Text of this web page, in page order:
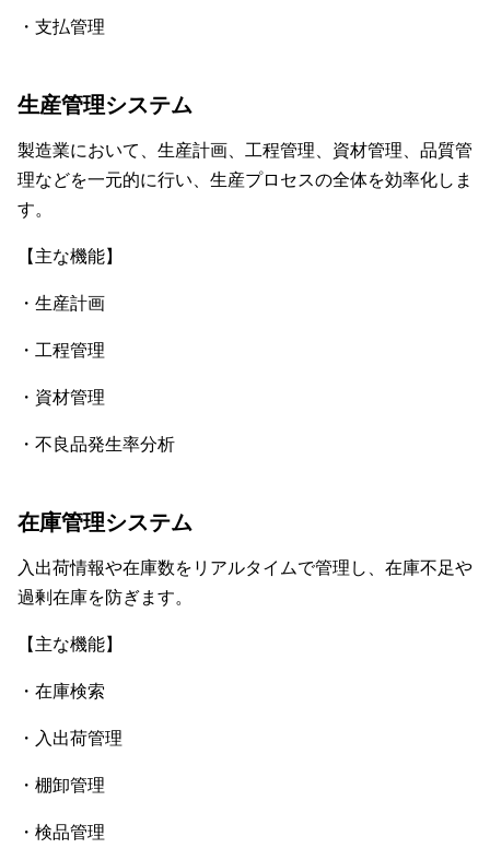
・支払管理
生産管理システム
製造業において、生産計画、工程管理、資材管理、品質管
理などを一元的に行い、生産プロセスの全体を効率化しま
す。
【主な機能】
・生産計画
・工程管理
・資材管理
・不良品発生率分析
在庫管理システム
入出荷情報や在庫数をリアルタイムで管理し、在庫不足や
過剰在庫を防ぎます。
【主な機能】
・在庫検索
・入出荷管理
・棚卸管理
・検品管理